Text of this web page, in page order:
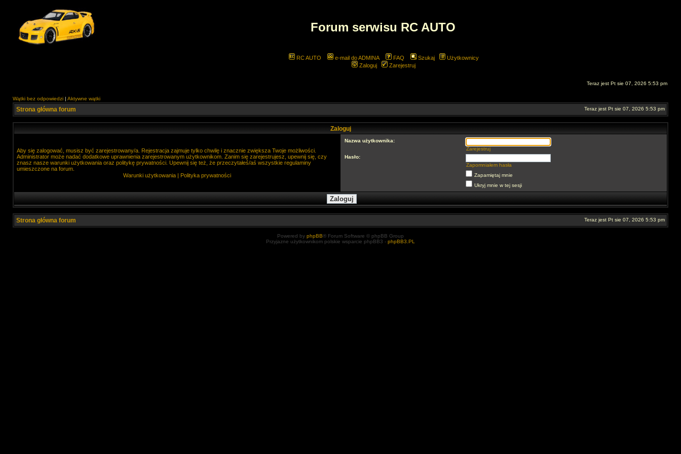
Forum serwisu RC AUTO
RC AUTO e-mail do ADMINA FAQ Szukaj
Użytkownicy
Zaloguj
Zarejestruj
Teraz jest Pt sie 07, 2026 5:53 pm
Wątki bez odpowiedzi | Aktywne wątki
Strona główna forum Teraz jest Pt sie 07, 2026 5:53 pm
Zaloguj
Aby się zalogować, musisz być zarejestrowany/a. Rejestracja zajmuje tylko chwilę i znacznie zwiększa Twoje możliwości.
Administrator może nadać dodatkowe uprawnienia zarejestrowanym użytkownikom. Zanim się zarejestrujesz, upewnij się, czy
znasz nasze warunki użytkowania oraz politykę prywatności. Upewnij się też, że przeczytałeś/aś wszystkie regulaminy
umieszczone na forum.
Warunki użytkowania | Polityka prywatności
Nazwa użytkownika:
Zarejestruj
Hasło:
Zapomniałem hasła
Zapamiętaj mnie
Ukryj mnie w tej sesji
Strona główna forum Teraz jest Pt sie 07, 2026 5:53 pm
Powered by phpBB® Forum Software © phpBB Group
Przyjazne użytkownikom polskie wsparcie phpBB3 - phpBB3.PL